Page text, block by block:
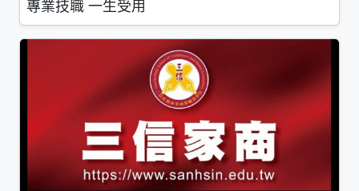
專業技職 一生受用